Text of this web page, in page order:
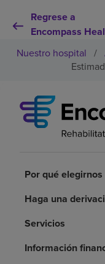
Regrese a
Encompass
Por qué debe
Servicios de
Pacientes y cuidadores
Acerca de nosotros
Nuestro hospital /
Por qué elegirnos
Haga una
Servicios
Información